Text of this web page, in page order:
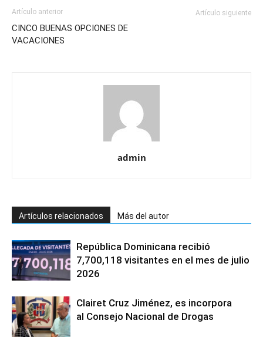
Artículo anterior
CINCO BUENAS OPCIONES DE
VACACIONES
Artículo siguiente
admin
Artículos relacionados Más del autor
República Dominicana recibió
7,700,118 visitantes en el mes de julio
2026
Clairet Cruz Jiménez, es incorpora
al Consejo Nacional de Drogas